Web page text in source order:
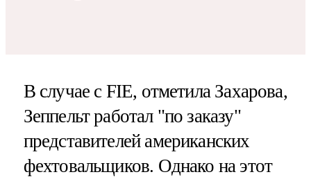
В случае с FIE, отметила Захарова,
Зеппельт работал "по заказу"
представителей американских
фехтовальщиков. Однако на этот